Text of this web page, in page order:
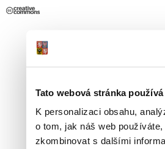
Tato webová stránka
K personalizaci obsahu,
o tom, jak náš web
zkombinovat s dalšími